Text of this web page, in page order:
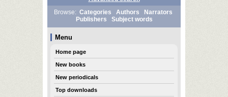
Browse: Categories Authors
Narrators
Publishers
Subject words
Menu
Home page
New books
New periodicals
Top downloads